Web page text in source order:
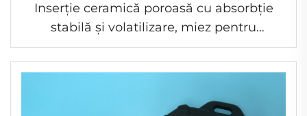
Inserție ceramică poroasă cu absorbție
stabilă și volatilizare, miez pentru
atomizare